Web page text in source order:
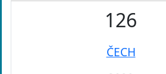
126
ČECH